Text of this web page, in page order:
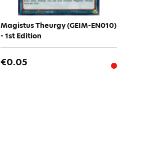
Magistus Theurgy (GEIM-EN010)
- 1st Edition
€0.05